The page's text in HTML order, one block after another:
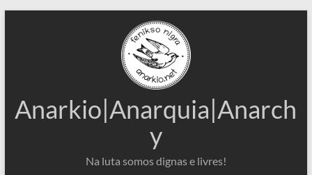
Anarkio|Anarquia|Anarch
y
Na luta somos dignas e livres!